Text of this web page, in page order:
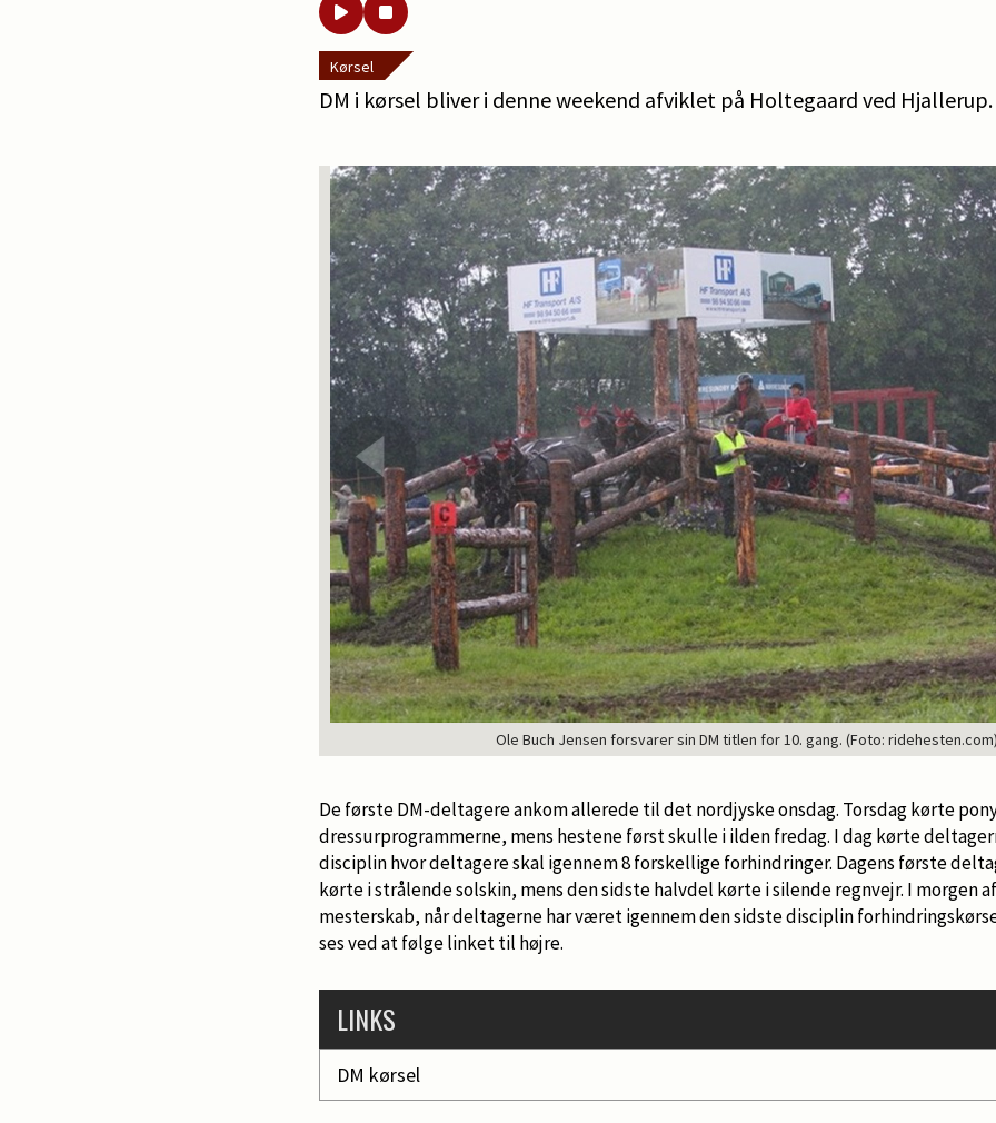
Kørsel
DM i kørsel bliver i denne weekend afviklet på Holtegaard ved Hjallerup.
Ole Buch Jensen forsvarer sin DM titlen for 10. gang. (Foto:
De første DM-deltagere ankom allerede til det nordjyske onsdag. Torsdag kørte
dressurprogrammerne, mens hestene først skulle i ilden fredag. I dag kørte
disciplin hvor deltagere skal igennem 8 forskellige forhindringer. Dagens første
kørte i strålende solskin, mens den sidste halvdel kørte i silende regnvejr. I morgen
mesterskab, når deltagerne har været igennem den sidste disciplin
ses ved at følge linket til højre.
LINKS
DM kørsel